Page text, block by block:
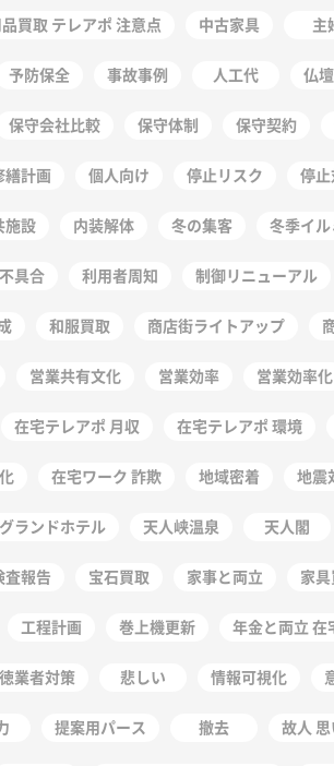
買取 テレアポ 注意点 中古家具 主
予防保全 事故事例 人工代 仏
保守会社比較 保守体制 保守契約
繕計画 個人向け 停止リスク 停
施設 内装解体 冬の集客 冬季イ
具合 利用者周知 制御リニューアル
和服買取 商店街ライトアップ
営業共有文化 営業効率 営業効率化
在宅テレアポ 月収 在宅テレアポ 環境
在宅ワーク 詐欺 地域密着 地震
ランドホテル 天人峡温泉 天人閣
査報告 宝石買取 家事と両立 家
工程計画 巻上機更新 年金と両立 在
業者対策 悲しい 情報可視化
提案用パース 撤去 故人 思